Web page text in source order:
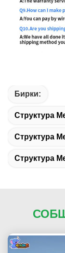
Бирки:
Структура
Структура
Структура